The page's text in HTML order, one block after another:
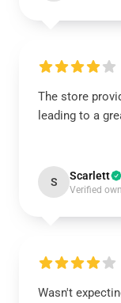
The store
leading to a
S Scarlett
Verified
Wasn't